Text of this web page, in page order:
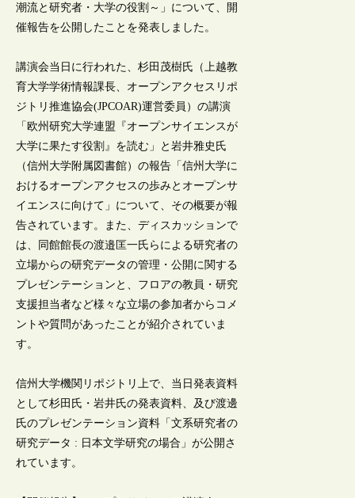
潮流と研究者・大学の役割～」について、開
催報告を公開したことを発表しました。
講演会当日に行われた、杉田茂樹氏（上越教
育大学学術情報課長、オープンアクセスリポ
ジトリ推進協会(JPCOAR)運営委員）の講演
「欧州研究大学連盟『オープンサイエンスが
大学に果たす役割』を読む」と岩井雅史氏
（信州大学附属図書館）の報告「信州大学に
おけるオープンアクセスの歩みとオープンサ
イエンスに向けて」について、その概要が報
告されています。また、ディスカッションで
は、同館館長の渡邉匡一氏らによる研究者の
立場からの研究データの管理・公開に関する
プレゼンテーションと、フロアの教員・研究
支援担当者など様々な立場の参加者からコメ
ントや質問があったことが紹介されていま
す。
信州大学機関リポジトリ上で、当日発表資料
として杉田氏・岩井氏の発表資料、及び渡邊
氏のプレゼンテーション資料「文系研究者の
研究データ : 日本文学研究の場合」が公開さ
れています。